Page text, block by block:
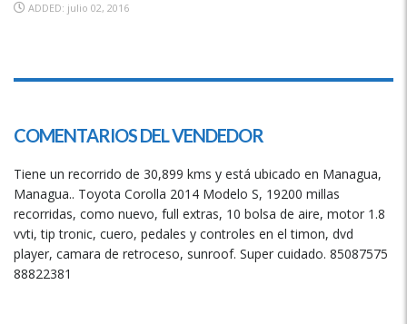
ADDED: julio 02, 2016
SPECIAL
COMENTARIOS DEL VENDEDOR
Tiene un recorrido de 30,899 kms y está ubicado en Managua,
Managua.. Toyota Corolla 2014 Modelo S, 19200 millas
recorridas, como nuevo, full extras, 10 bolsa de aire, motor 1.8
vvti, tip tronic, cuero, pedales y controles en el timon, dvd
player, camara de retroceso, sunroof. Super cuidado. 85087575
88822381